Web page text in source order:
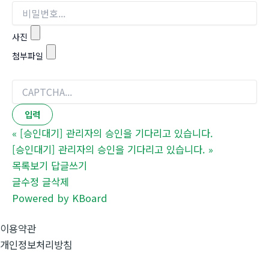
사진
첨부파일
« [승인대기] 관리자의 승인을 기다리고 있습니다.
[승인대기] 관리자의 승인을 기다리고 있습니다. »
목록보기 답글쓰기
글수정 글삭제
Powered by KBoard
이용약관
개인정보처리방침